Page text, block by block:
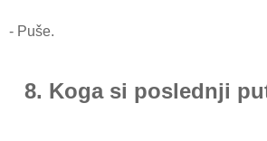
- Puše.
8. Koga si poslednji